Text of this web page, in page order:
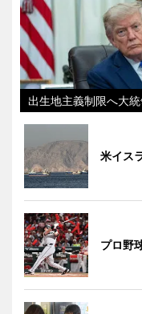
出生地主義制限へ大
米イス
プロ野